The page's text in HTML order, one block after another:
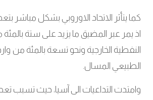
كما يتأثر الاتحاد الاوروبي بشكل مباشر
اذ يمر عبر المضيق ما يزيد على ستة بالمئة
النفطية الخارجية ونحو تسعة بالمئة من
الطبيعي المسال.
وامتدت التداعيات الى آسيا، حيث تسبب